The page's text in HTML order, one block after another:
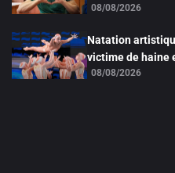
08/08/2026
Natation
victime de haine
08/08/2026